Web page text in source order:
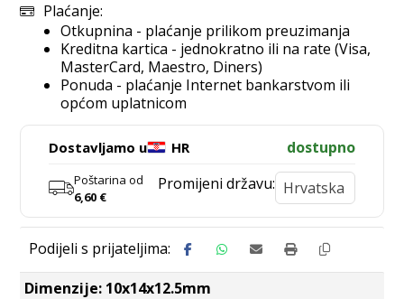
Plaćanje:
Otkupnina - plaćanje prilikom preuzimanja
Kreditna kartica - jednokratno ili na rate (Visa,
MasterCard, Maestro, Diners)
Ponuda - plaćanje Internet bankarstvom ili
općom uplatnicom
Dostavljamo u HR dostupno
Poštarina od
6,60 €
Promijeni državu:
Dimenzije: 10x14x12.5mm